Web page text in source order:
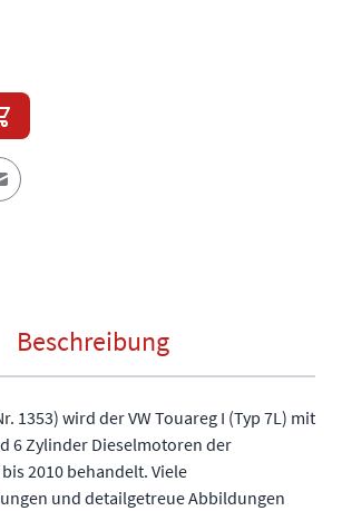
Mail an einen Freund
Beschreibung
1353) wird der VW Touareg I (Typ 7L) mit
6 Zylinder Dieselmotoren der
2010 behandelt. Viele
und detailgetreue Abbildungen